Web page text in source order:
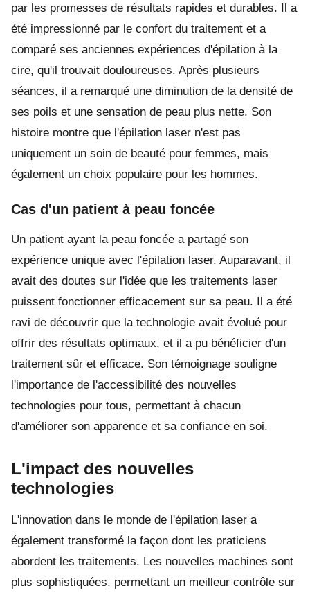
par les promesses de résultats rapides et durables. Il a
été impressionné par le confort du traitement et a
comparé ses anciennes expériences d'épilation à la
cire, qu'il trouvait douloureuses. Après plusieurs
séances, il a remarqué une diminution de la densité de
ses poils et une sensation de peau plus nette. Son
histoire montre que l'épilation laser n'est pas
uniquement un soin de beauté pour femmes, mais
également un choix populaire pour les hommes.
Cas d'un patient à peau foncée
Un patient ayant la peau foncée a partagé son
expérience unique avec l'épilation laser. Auparavant, il
avait des doutes sur l'idée que les traitements laser
puissent fonctionner efficacement sur sa peau. Il a été
ravi de découvrir que la technologie avait évolué pour
offrir des résultats optimaux, et il a pu bénéficier d'un
traitement sûr et efficace. Son témoignage souligne
l'importance de l'accessibilité des nouvelles
technologies pour tous, permettant à chacun
d'améliorer son apparence et sa confiance en soi.
L'impact des nouvelles
technologies
L'innovation dans le monde de l'épilation laser a
également transformé la façon dont les praticiens
abordent les traitements. Les nouvelles machines sont
plus sophistiquées, permettant un meilleur contrôle sur